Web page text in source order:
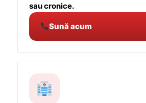
sau cronice.
Sună acum